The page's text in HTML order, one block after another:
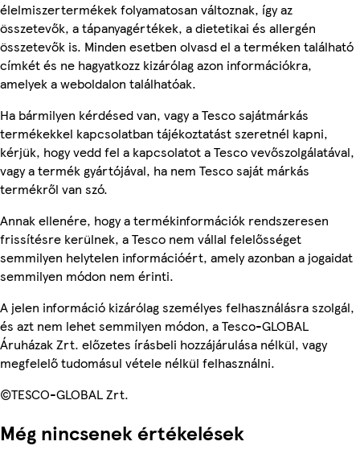
élelmiszertermékek folyamatosan változnak, így az
összetevők, a tápanyagértékek, a dietetikai és allergén
összetevők is. Minden esetben olvasd el a terméken található
címkét és ne hagyatkozz kizárólag azon információkra,
amelyek a weboldalon találhatóak.
Ha bármilyen kérdésed van, vagy a Tesco sajátmárkás
termékekkel kapcsolatban tájékoztatást szeretnél kapni,
kérjük, hogy vedd fel a kapcsolatot a Tesco vevőszolgálatával,
vagy a termék gyártójával, ha nem Tesco saját márkás
termékről van szó.
Annak ellenére, hogy a termékinformációk rendszeresen
frissítésre kerülnek, a Tesco nem vállal felelősséget
semmilyen helytelen információért, amely azonban a jogaidat
semmilyen módon nem érinti.
A jelen információ kizárólag személyes felhasználásra szolgál,
és azt nem lehet semmilyen módon, a Tesco-GLOBAL
Áruházak Zrt. előzetes írásbeli hozzájárulása nélkül, vagy
megfelelő tudomásul vétele nélkül felhasználni.
©TESCO-GLOBAL Zrt.
Még nincsenek értékelések